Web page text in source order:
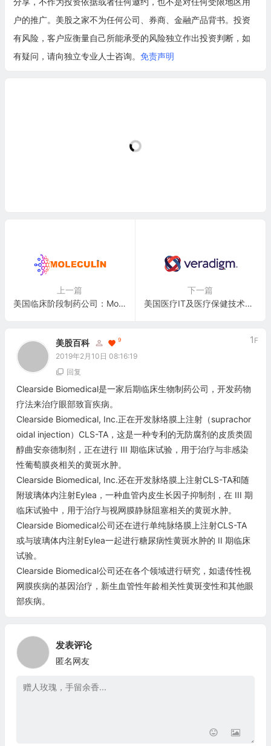
户的推广。美股之家不为任何公司、券商、金融产品背书。投资
有风险，客户应衡量自己所能承受的风险独立作出投资判断，如
有疑问，请向独立专业人士咨询。 免责声明
上一篇
美国临床阶段制药公司：Moleculin Biotech, Inc.(MBRX)
下一篇
美国医疗IT及医疗保健技术公司：Veradigm Inc.(MDRX)
美股百科 9
2019年2月10日 08:16:19
1 F
回复
Clearside Biomedical是一家后期临床生物制药公司，开发药物
疗法来治疗眼部致盲疾病。
Clearside Biomedical, Inc.正在开发脉络膜上注射（suprachor
oidal injection）CLS-TA，这是一种专利的无防腐剂的皮质类固
醇曲安奈德制剂，正在进行 III 期临床试验，用于治疗与非感染
性葡萄膜炎相关的黄斑水肿。
Clearside Biomedical, Inc.还在开发脉络膜上注射CLS-TA和随
附玻璃体内注射Eylea，一种血管内皮生长因子抑制剂，在 III 期
临床试验中，用于治疗与视网膜静脉阻塞相关的黄斑水肿。
Clearside Biomedical公司还在进行单纯脉络膜上注射CLS-TA
或与玻璃体内注射Eylea一起进行糖尿病性黄斑水肿的 II 期临床
试验。
Clearside Biomedical公司还在各个领域进行研究，如遗传性视
网膜疾病的基因治疗，新生血管性年龄相关性黄斑变性和其他眼
部疾病。
发表评论
匿名网友